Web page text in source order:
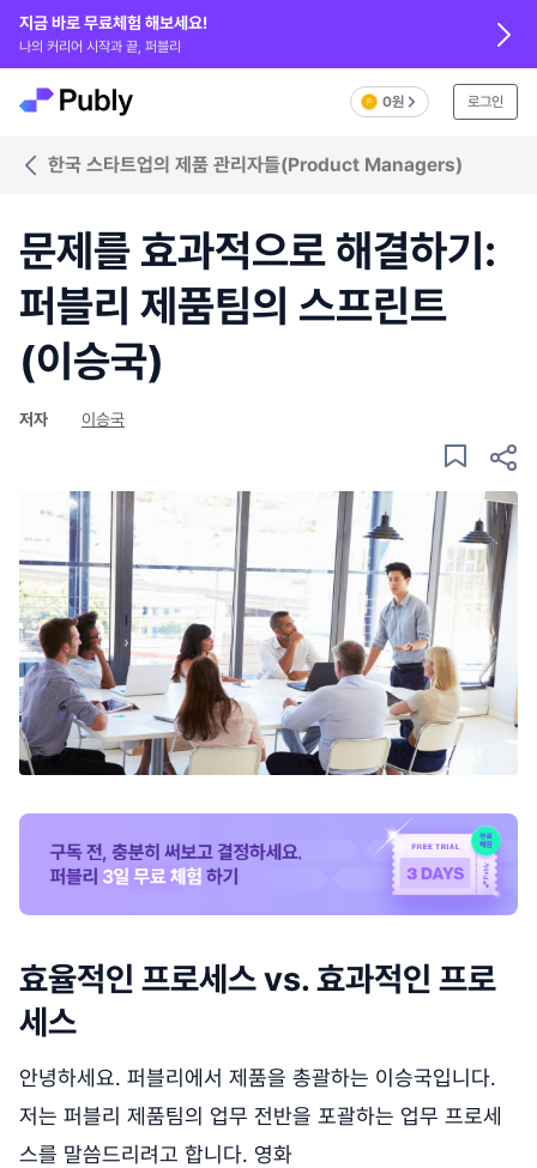
지금 바로 무료체험 해보세요!
나의 커리어 시작과 끝, 퍼블리
0원 로그인
한국 스타트업의 제품 관리자들(Product Managers)
문제를 효과적으로 해결하기:
퍼블리 제품팀의 스프린트
(이승국)
저자 이승국
효율적인 프로세스 vs. 효과적인 프로
세스
안녕하세요. 퍼블리에서 제품을 총괄하는 이승국입니다.
저는 퍼블리 제품팀의 업무 전반을 포괄하는 업무 프로세
스를 말씀드리려고 합니다. 영화